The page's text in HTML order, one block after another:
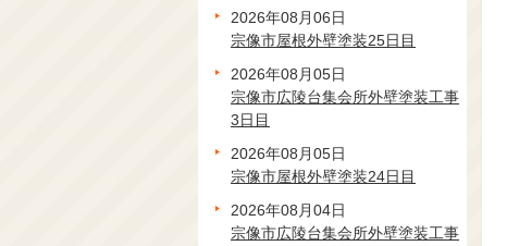
2026年08月06日
宗像市屋根外壁塗装25日目
2026年08月05日
宗像市広陵台集会所外壁塗装工事
3日目
2026年08月05日
宗像市屋根外壁塗装24日目
2026年08月04日
宗像市広陵台集会所外壁塗装工事